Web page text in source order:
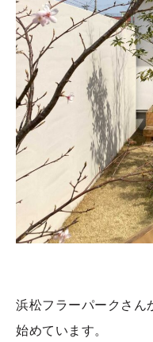
浜松フラーパークさん
始めています。